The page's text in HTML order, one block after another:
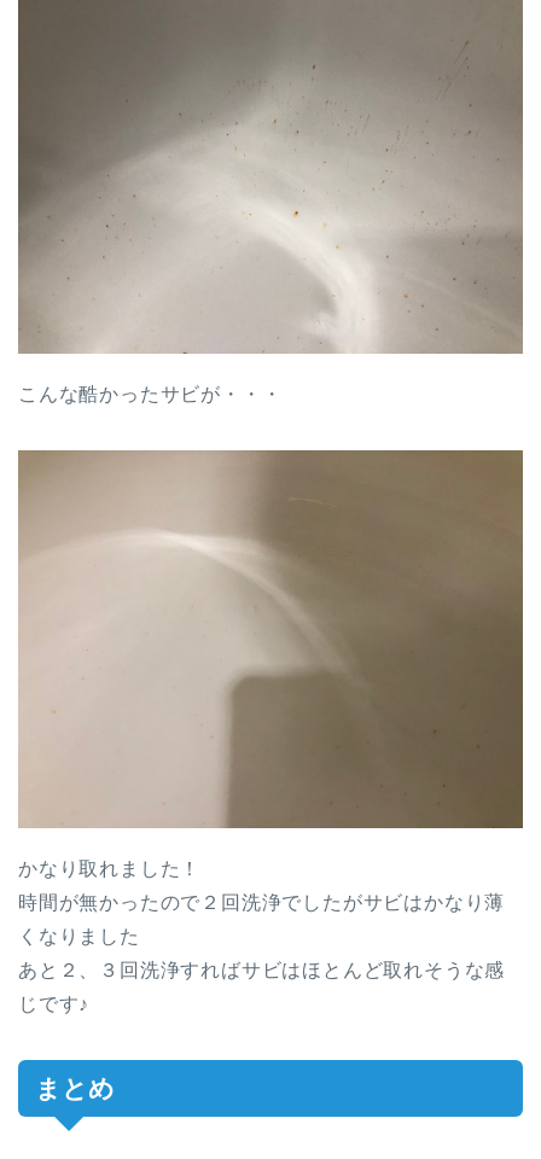
こんな酷かったサビが・・・
かなり取れました！
時間が無かったので２回洗浄でしたがサビはかなり薄
くなりました
あと２、３回洗浄すればサビはほとんど取れそうな感
じです♪
まとめ